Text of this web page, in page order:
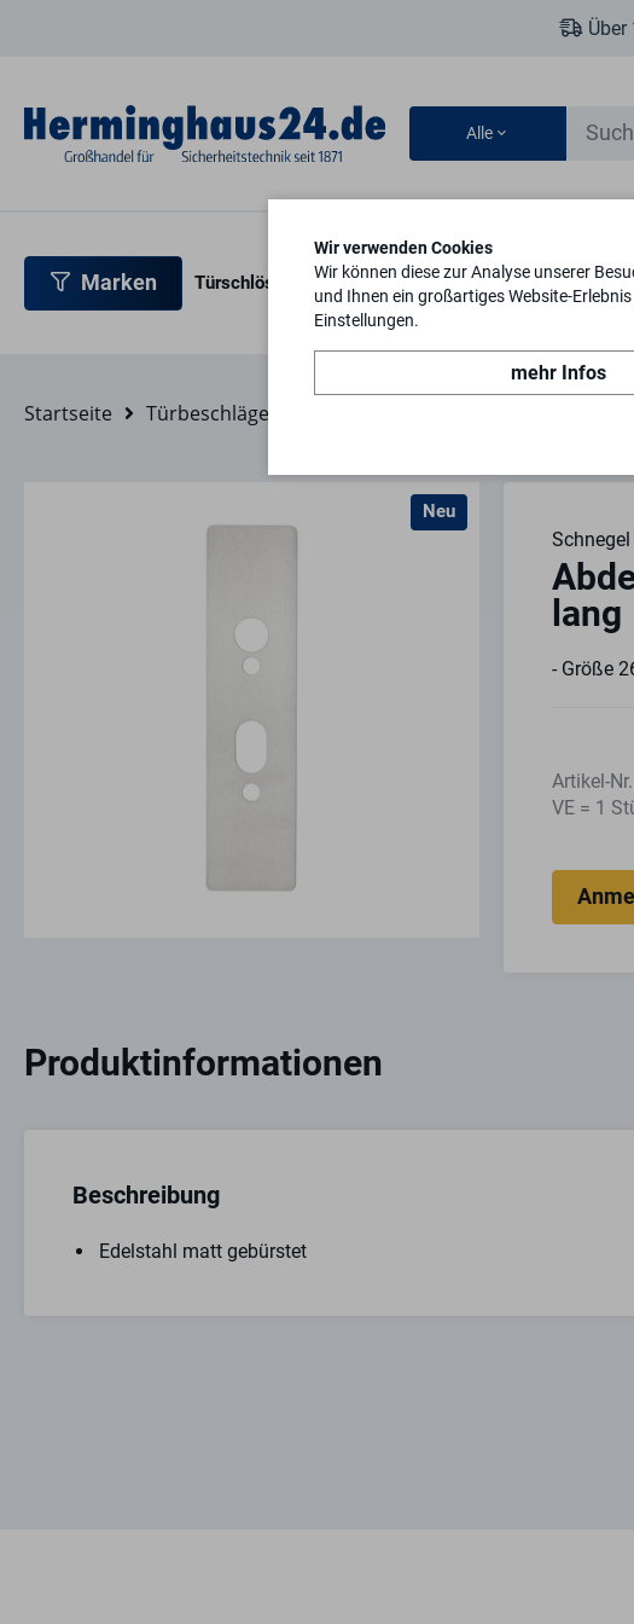
Alle
Marken Türschlösser Türbeschläge Türsicherheit
Startseite Türbeschläge
Neu
Schnegel
lang
- Größe
Artikel-Nr.
VE = 1
Produktinformationen
Beschreibung
Edelstahl matt gebürstet
Wir verwenden Cookies
Wir können diese zur Analyse unserer
und Ihnen ein großartiges Website-
Einstellungen.
mehr Infos